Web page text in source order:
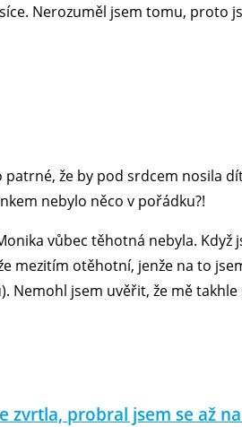
Nerozuměl jsem tomu, proto
že by pod srdcem nosila
nebylo něco v pořádku?!
vůbec těhotná nebyla. Když
mezitím otěhotní, jenže na to
Nemohl jsem uvěřit, že mě
zvrtla, probral jsem se až